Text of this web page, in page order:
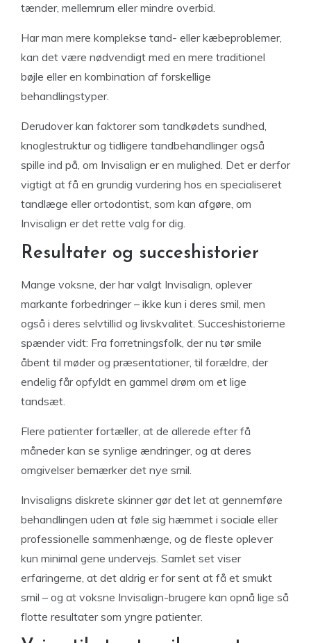
tænder, mellemrum eller mindre overbid.
Har man mere komplekse tand- eller kæbeproblemer,
kan det være nødvendigt med en mere traditionel
bøjle eller en kombination af forskellige
behandlingstyper.
Derudover kan faktorer som tandkødets sundhed,
knoglestruktur og tidligere tandbehandlinger også
spille ind på, om Invisalign er en mulighed. Det er derfor
vigtigt at få en grundig vurdering hos en specialiseret
tandlæge eller ortodontist, som kan afgøre, om
Invisalign er det rette valg for dig.
Resultater og succeshistorier
Mange voksne, der har valgt Invisalign, oplever
markante forbedringer – ikke kun i deres smil, men
også i deres selvtillid og livskvalitet. Succeshistorierne
spænder vidt: Fra forretningsfolk, der nu tør smile
åbent til møder og præsentationer, til forældre, der
endelig får opfyldt en gammel drøm om et lige
tandsæt.
Flere patienter fortæller, at de allerede efter få
måneder kan se synlige ændringer, og at deres
omgivelser bemærker det nye smil.
Invisaligns diskrete skinner gør det let at gennemføre
behandlingen uden at føle sig hæmmet i sociale eller
professionelle sammenhænge, og de fleste oplever
kun minimal gene undervejs. Samlet set viser
erfaringerne, at det aldrig er for sent at få et smukt
smil – og at voksne Invisalign-brugere kan opnå lige så
flotte resultater som yngre patienter.